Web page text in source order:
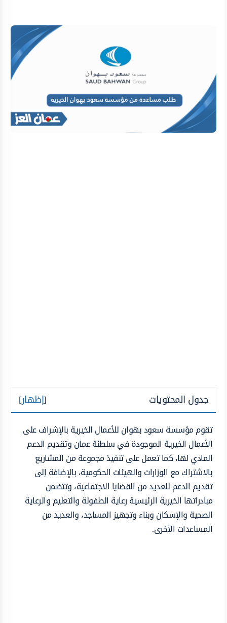
جدول المحتويات [إظهار]
تقوم مؤسسة سعود بهوان للأعمال الخيرية بالإشراف على
الأعمال الخيرية الموجودة في سلطنة عمان وتقديم الدعم
المادي لها، كما تعمل على تنفيذ مجموعة من المشاريع
بالاشتراك مع الوزارات والهيئات الحكومية، بالإضافة إلى
تقديم الدعم للعديد من القضايا الاجتماعية، وتتضمن
مبادراتها الخيرية الرئيسية رعاية الطفولة والتعليم والرعاية
الصحية والإسكان وبناء وتجهيز المساجد، والعديد من
المساعدات الأخرى.